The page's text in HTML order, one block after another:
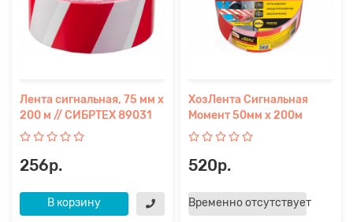
Лента сигнальная, 75 мм х
200 м // СИБРТЕХ 89031
256р.
В корзину
ХозЛента Сигнальная
Момент 50мм х 200м
520р.
Временно отсутствует